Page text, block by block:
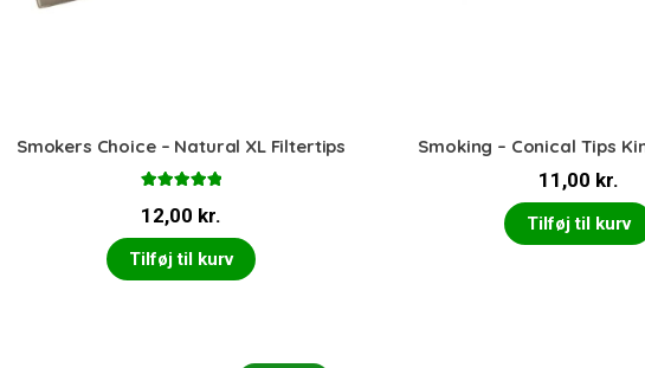
Smokers Choice – Natural XL Filtertips
5.00ud af 5
12,00 kr.
Tilføj til kurv
Smoking – Conical Tips
11,00 kr.
Tilføj til kurv